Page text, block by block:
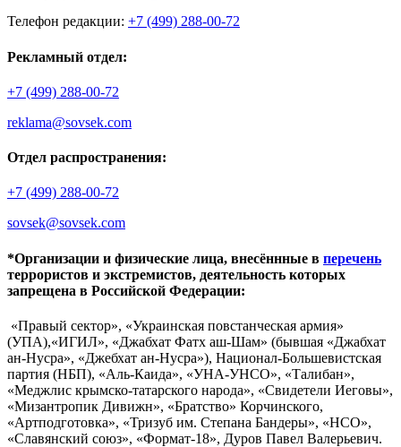
Телефон редакции: +7 (499) 288-00-72
Рекламный отдел:
+7 (499) 288-00-72
reklama@sovsek.com
Отдел распространения:
+7 (499) 288-00-72
sovsek@sovsek.com
*Организации и физические лица, внесённные в перечень
террористов и экстремистов, деятельность которых
запрещена в Российской Федерации:
«Правый сектор», «Украинская повстанческая армия»
(УПА),«ИГИЛ», «Джабхат Фатх аш-Шам» (бывшая «Джабхат
ан-Нусра», «Джебхат ан-Нусра»), Национал-Большевистская
партия (НБП), «Аль-Каида», «УНА-УНСО», «Талибан»,
«Меджлис крымско-татарского народа», «Свидетели Иеговы»,
«Мизантропик Дивижн», «Братство» Корчинского,
«Артподготовка», «Тризуб им. Степана Бандеры», «НСО»,
«Славянский союз», «Формат-18», Дуров Павел Валерьевич.